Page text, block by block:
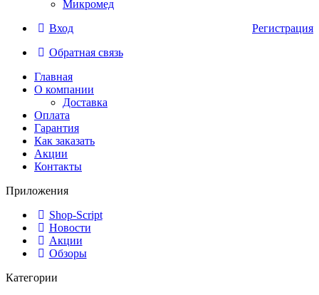
Микромед
Регистрация
Вход
Обратная связь
Главная
О компании
Доставка
Оплата
Гарантия
Как заказать
Акции
Контакты
Приложения
Shop-Script
Новости
Акции
Обзоры
Категории